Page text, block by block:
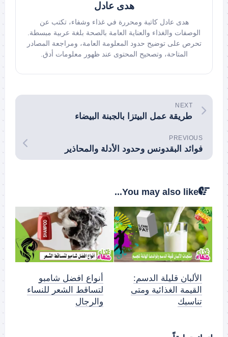
هدى عادل
هدى عادل كاتبة ومحررة في غذاء وشفاء، تكتب عن
الوصفات والغذاء والعناية العامة بالصحة بلغة عربية مبسطة.
تحرص على توضيح حدود المعلومة العامة، ومراجعة المصادر
المتاحة، وتصحيح المحتوى عند ظهور معلومات أدق.
NEXT
طريقة عمل البيتزا بالجبنة البيضاء
PREVIOUS
فوائد البقدونس وحدود الأدلة والمحاذير
You may also like...
أنواع افضل شامبو
لتساقط الشعر للنساء
والرجال
الألبان قليلة الدسم:
القيمة الغذائية ومتى
تناسبك